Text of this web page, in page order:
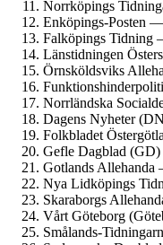
Norrköpings
Enköpings-Posten
Falköpings Tidning
Länstidningen
Örnsköldsviks
Norrländska
Dagens Nyheter
Folkbladet
Gefle Dagblad
Gotlands
Nya Lidköpings
Skaraborgs
Vårt Göteborg
Smålands-